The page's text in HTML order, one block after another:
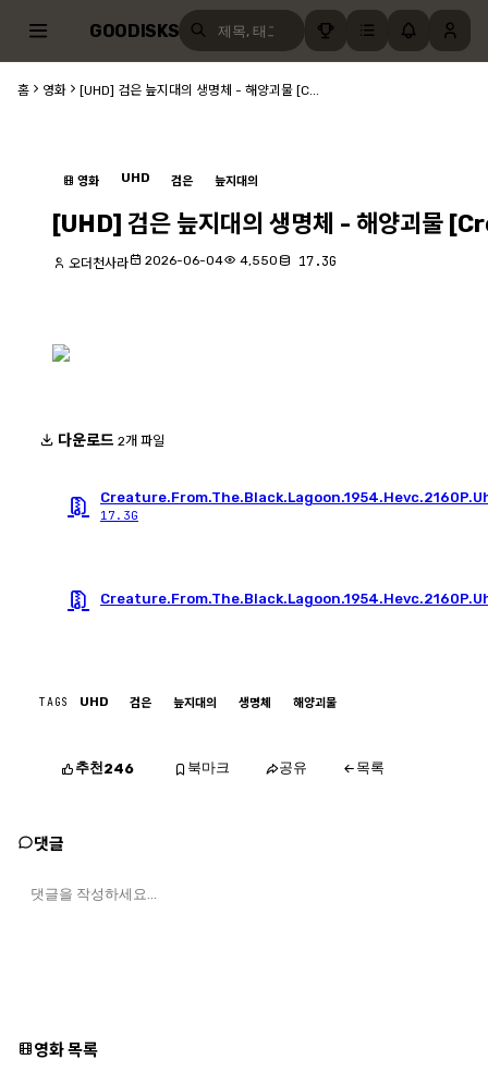
GOODISKS
홈 영화 [UHD] 검은 늪지대의 생명체 - 해양괴물 [C...
영화 UHD 검은 늪지대의
[UHD] 검은 늪지대의 생명체 - 해양괴물
오더천사라 2026-06-04 4,550 17.3G
다운로드 2개 파일
17.3G
TAGS UHD 검은 늪지대의 생명체 해양괴물
추천246 북마크 공유 목록
댓글
영화 목록